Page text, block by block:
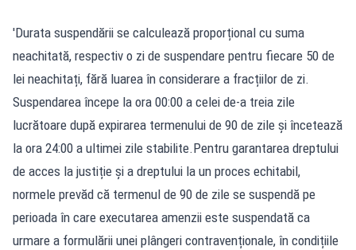
'Durata suspendării se calculează proporțional cu suma
neachitată, respectiv o zi de suspendare pentru fiecare 50 de
lei neachitați, fără luarea în considerare a fracțiilor de zi.
Suspendarea începe la ora 00:00 a celei de-a treia zile
lucrătoare după expirarea termenului de 90 de zile și încetează
la ora 24:00 a ultimei zile stabilite.Pentru garantarea dreptului
de acces la justiție și a dreptului la un proces echitabil,
normele prevăd că termenul de 90 de zile se suspendă pe
perioada în care executarea amenzii este suspendată ca
urmare a formulării unei plângeri contravenționale, în condițiile